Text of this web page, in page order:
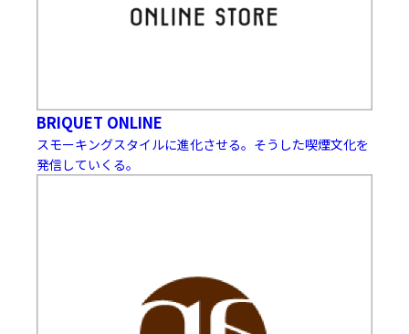
BRIQUET ONLINE
スモーキングスタイルに進化させる。そうした喫煙文化を
発信していくる。